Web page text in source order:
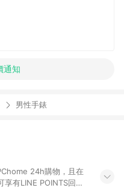
通知
男性手錶
24h購物，且在
享有LINE POINTS回饋